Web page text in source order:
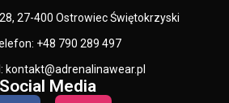
27-400 Ostrowiec Świętokrzyski
+48 790 289 497
kontakt@adrenalinawear.pl
Social Media